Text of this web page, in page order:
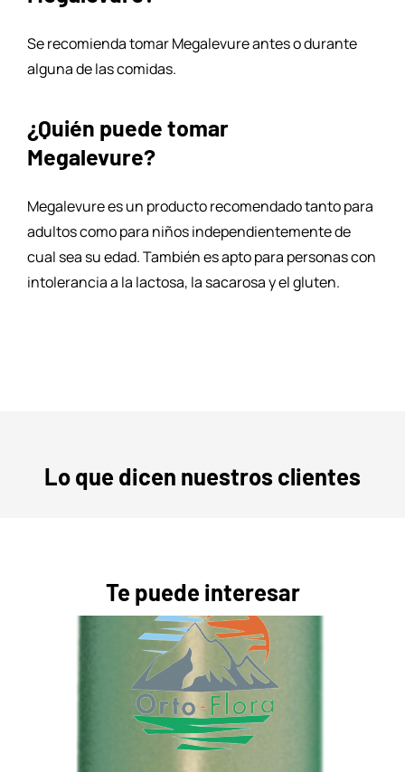
Se recomienda tomar Megalevure antes o durante
alguna de las comidas.
¿Quién puede tomar
Megalevure?
Megalevure es un producto recomendado tanto para
adultos como para niños independientemente de
cual sea su edad. También es apto para personas con
intolerancia a la lactosa, la sacarosa y el gluten.
Lo que dicen nuestros clientes
Te puede interesar